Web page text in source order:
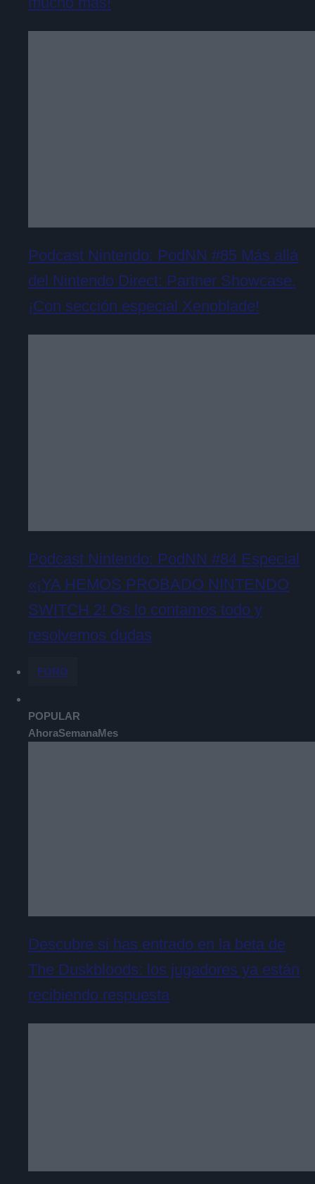
Podcast Nintendo: PodNN #85 Más allá
del Nintendo Direct: Partner Showcase.
¡Con sección especial Xenoblade!
Podcast Nintendo: PodNN #84 Especial
«¡YA HEMOS PROBADO NINTENDO
SWITCH 2! Os lo contamos todo y
resolvemos dudas
FORO
POPULAR
AhoraSemanaMes
Descubre si has entrado en la beta de
The Duskbloods: los jugadores ya están
recibiendo respuesta